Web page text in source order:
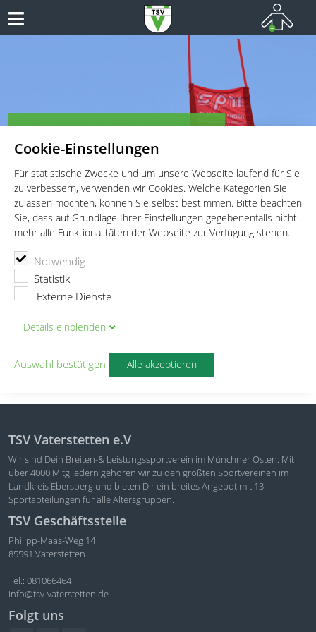
Cookie-Einstellungen
Für statistische Zwecke und um unsere Webseite laufend für Sie
zu verbessern, verwenden wir Cookies. Welche Kategorien Sie
zulassen möchten, können Sie selbst bestimmen. Bitte beachten
Sie, dass auf Grundlage Ihrer Einstellungen gegebenenfalls nicht
mehr alle Funktionalitäten der Webseite zur Verfügung stehen.
Notwendig
Statistik
Externe Dienste
Details einblenden
Auswahl bestätigen Alle akzeptieren
TSV Vaterstetten e.V.
Skitraining
Datum:14.01.2024
TSV Vaterstetten e.V
Wir sind Dein Breiten-& Leistungssportverein im Münchner Osten. Mit
über 4000 Mitgliedern gehören wir zu den größten Sportvereinen im
Landkreis Ebersberg und bieten Dir ein breites Angebot mit 13
Sportabteilungen für alle Altersgruppen.
TSV Geschäftsstelle
Philipp-Maas-Weg 14
85591 Vaterstetten
Tel.: 081066464
info@tsv-vaterstetten.de
Folgt uns